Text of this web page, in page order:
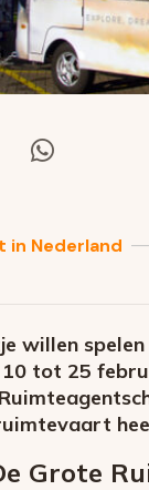
in Nederland —
willen
tot 25
Grote